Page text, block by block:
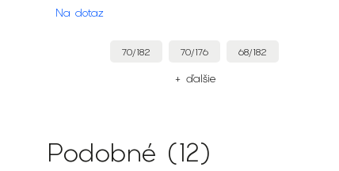
Na dotaz
70/182 70/176 68/182
+ ďalšie
Podobné (12)